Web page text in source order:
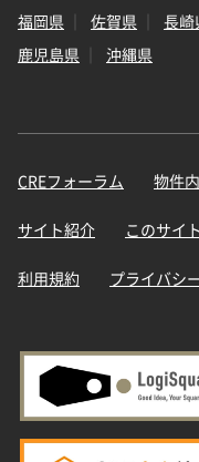
福岡県
佐賀県 長崎
鹿児島県
沖縄県
CREフォーラム 物件
サイト紹介 このサイ
利用規約 プライバシ